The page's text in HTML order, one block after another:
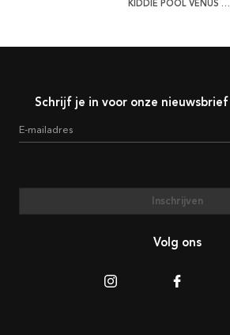
KIDDIE POOL VENUS POSTER
Schrijf je in voor onze nieuwsbrief
E-mailadres
Inschrijven
Volg ons